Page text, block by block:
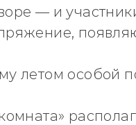
— и
летом особой